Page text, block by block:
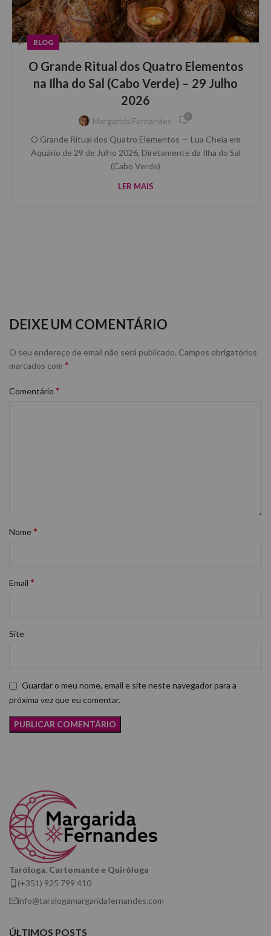
BLOG
O Grande Ritual dos Quatro Elementos
na Ilha do Sal (Cabo Verde) – 29 Julho
2026
Margarida Fernandes 0
O Grande Ritual dos Quatro Elementos — Lua Cheia em
Aquário de 29 de Julho 2026, Diretamente da Ilha do Sal
(Cabo Verde)
LER MAIS
DEIXE UM COMENTÁRIO
O seu endereço de email não será publicado. Campos obrigatórios
marcados com *
Comentário *
Nome *
Email *
Site
Guardar o meu nome, email e site neste navegador para a
próxima vez que eu comentar.
Taróloga, Cartomante e Quiróloga
(+351) 925 799 410
info@tarologamargaridafernandes.com
ÚLTIMOS POSTS